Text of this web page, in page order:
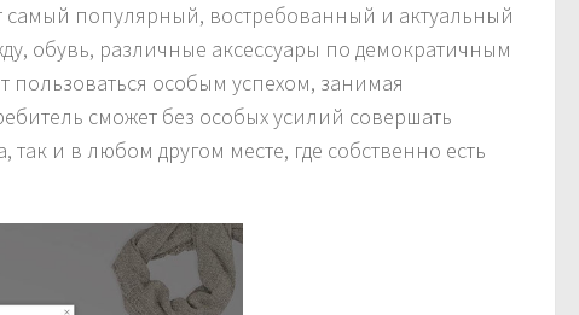
самый популярный, востребованный и актуальный
обувь, различные аксессуары по демократичным
пользоваться особым успехом, занимая
сможет без особых усилий совершать
и в любом другом месте, где собственно есть